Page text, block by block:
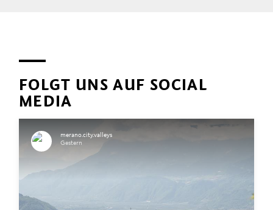
FOLGT UNS AUF SOCIAL
MEDIA
merano.city.valleys
Gestern